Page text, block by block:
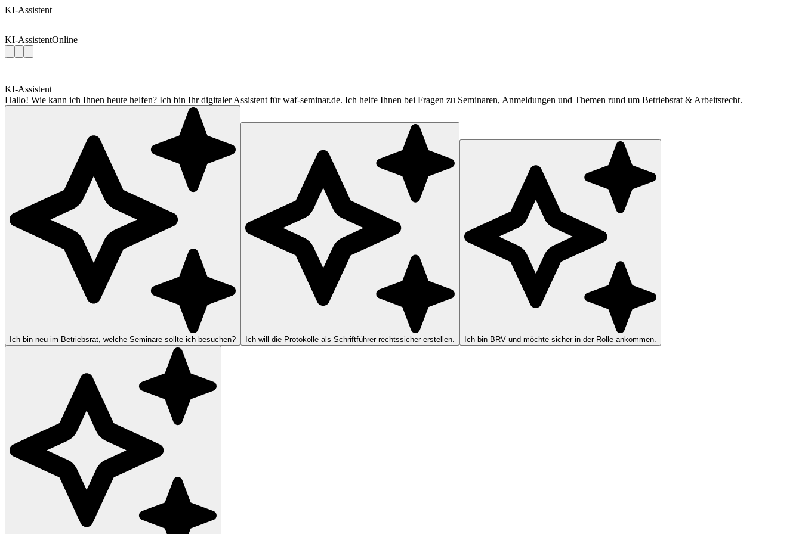
KI-Assistent
KI-AssistentOnline
KI-Assistent
Hallo! Wie kann ich Ihnen heute helfen? Ich bin Ihr digitaler Assistent für waf-seminar.de. Ich helfe Ihnen bei Fragen zu Seminaren, Anmeldungen und Themen rund um Betriebsrat & Arbeitsrecht.
Ich bin neu im Betriebsrat, welche Seminare sollte ich besuchen? Ich will die Protokolle als Schriftführer rechtssicher erstellen. Ich bin BRV und möchte sicher in der Rolle ankommen.